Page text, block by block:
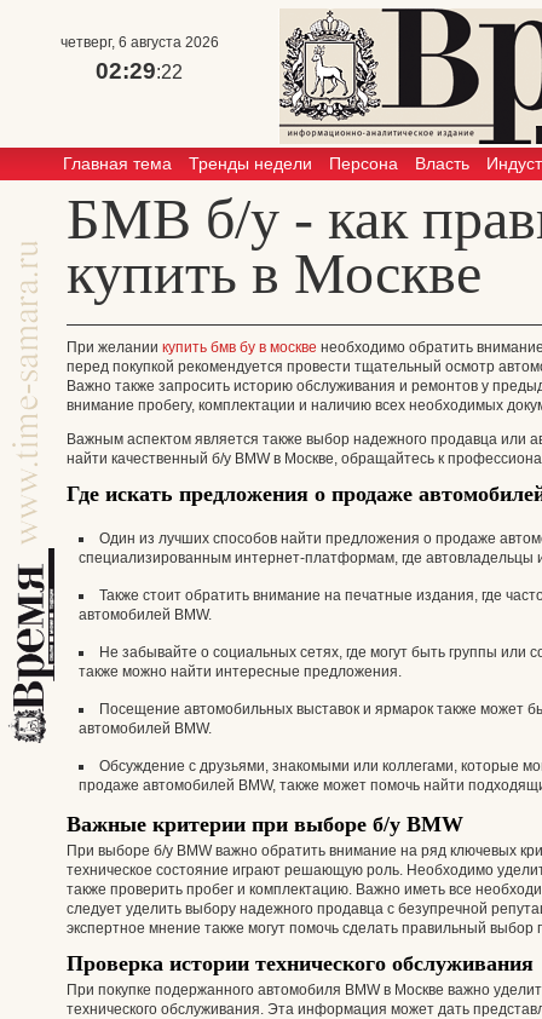
четверг, 6 августа 2026
02:29:23
Главная тема Тренды недели Персона Власть
БМВ б/у - как
купить в Москве
При желании купить бмв бу в москве необходимо обратить
перед покупкой рекомендуется провести тщательный осмотр
Важно также запросить историю обслуживания и ремонтов у
внимание пробегу, комплектации и наличию всех необходимых
Важным аспектом является также выбор надежного продавца или
найти качественный б/у BMW в Москве, обращайтесь к
Где искать предложения о продаже
Один из лучших способов найти предложения о продаже
специализированным интернет-платформам, где
Также стоит обратить внимание на печатные издания, где
автомобилей BMW.
Не забывайте о социальных сетях, где могут быть группы
также можно найти интересные предложения.
Посещение автомобильных выставок и ярмарок также может
автомобилей BMW.
Обсуждение с друзьями, знакомыми или коллегами, которые
продаже автомобилей BMW, также может помочь найти
Важные критерии при выборе б/у BMW
При выборе б/у BMW важно обратить внимание на ряд ключевых
техническое состояние играют решающую роль. Необходимо
также проверить пробег и комплектацию. Важно иметь все
следует уделить выбору надежного продавца с безупречной
экспертное мнение также могут помочь сделать правильный выбор
Проверка истории технического обслуживания
При покупке подержанного автомобиля BMW в Москве важно
технического обслуживания. Эта информация может дать